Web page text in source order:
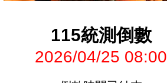
115統測倒數
2026/04/25 08:00